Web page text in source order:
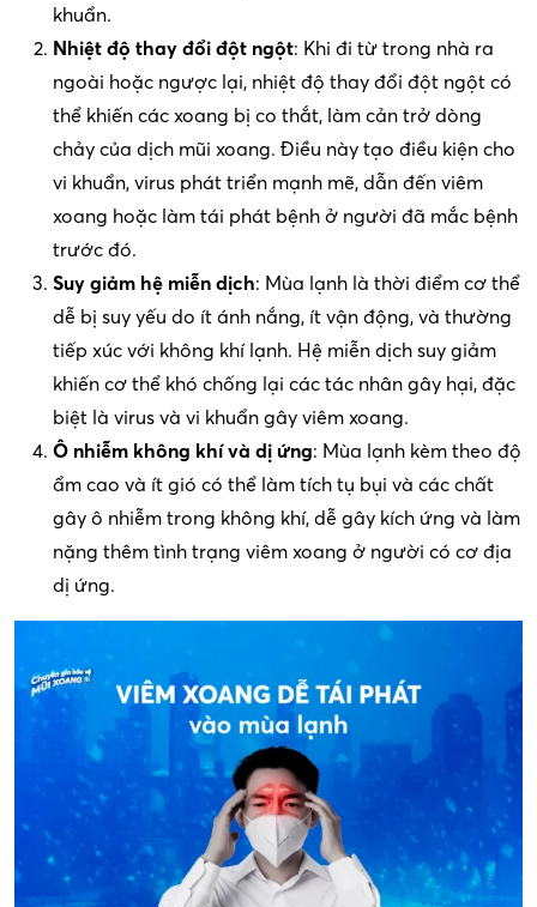
khuẩn.
Nhiệt độ thay đổi đột ngột: Khi đi từ trong nhà ra
ngoài hoặc ngược lại, nhiệt độ thay đổi đột ngột có
thể khiến các xoang bị co thắt, làm cản trở dòng
chảy của dịch mũi xoang. Điều này tạo điều kiện cho
vi khuẩn, virus phát triển mạnh mẽ, dẫn đến viêm
xoang hoặc làm tái phát bệnh ở người đã mắc bệnh
trước đó.
Suy giảm hệ miễn dịch: Mùa lạnh là thời điểm cơ thể
dễ bị suy yếu do ít ánh nắng, ít vận động, và thường
tiếp xúc với không khí lạnh. Hệ miễn dịch suy giảm
khiến cơ thể khó chống lại các tác nhân gây hại, đặc
biệt là virus và vi khuẩn gây viêm xoang.
Ô nhiễm không khí và dị ứng: Mùa lạnh kèm theo độ
ẩm cao và ít gió có thể làm tích tụ bụi và các chất
gây ô nhiễm trong không khí, dễ gây kích ứng và làm
nặng thêm tình trạng viêm xoang ở người có cơ địa
dị ứng.